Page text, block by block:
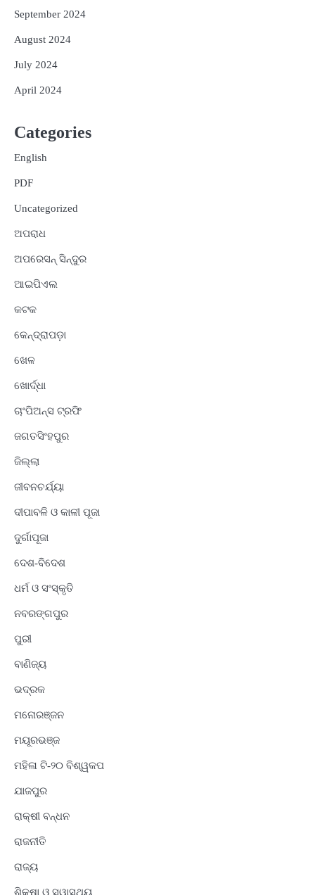
September 2024
August 2024
July 2024
April 2024
Categories
English
PDF
Uncategorized
ଅପରାଧ
ଅପରେସନ୍ ସିନ୍ଦୁର
ଆଇପିଏଲ
କଟକ
କେନ୍ଦ୍ରାପଡ଼ା
ଖେଳ
ଖୋର୍ଦ୍ଧା
ଚାଂପିଅନ୍ସ ଟ୍ରଫି
ଜଗତସିଂହପୁର
ଜିଲ୍ଲା
ଜୀବନଚର୍ଯ୍ୟା
ଦୀପାବଳି ଓ କାଳୀ ପୂଜା
ଦୁର୍ଗାପୂଜା
ଦେଶ-ବିଦେଶ
ଧର୍ମ ଓ ସଂସ୍କୃତି
ନବରଙ୍ଗପୁର
ପୁରୀ
ବାଣିଜ୍ୟ
ଭଦ୍ରକ
ମନୋରଞ୍ଜନ
ମୟୂରଭଞ୍ଜ
ମହିଳା ଟି-୨୦ ବିଶ୍ୱକପ
ଯାଜପୁର
ରାକ୍ଷୀ ବନ୍ଧନ
ରାଜନୀତି
ରାଜ୍ୟ
ଶିକ୍ଷା ଓ ସ୍ୱାସ୍ଥ୍ୟ